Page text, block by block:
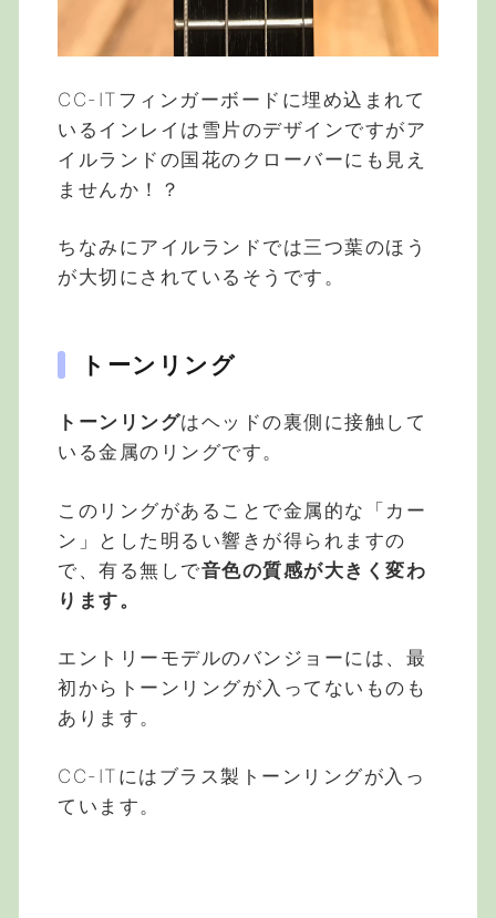
CC-ITフィンガーボードに埋め込まれて
いるインレイは雪片のデザインですがア
イルランドの国花のクローバーにも見え
ませんか！？
ちなみにアイルランドでは三つ葉のほう
が大切にされているそうです。
トーンリング
トーンリングはヘッドの裏側に接触して
いる金属のリングです。
このリングがあることで金属的な「カー
ン」とした明るい響きが得られますの
で、有る無しで音色の質感が大きく変わ
ります。
エントリーモデルのバンジョーには、最
初からトーンリングが入ってないものも
あります。
CC-ITにはブラス製トーンリングが入っ
ています。